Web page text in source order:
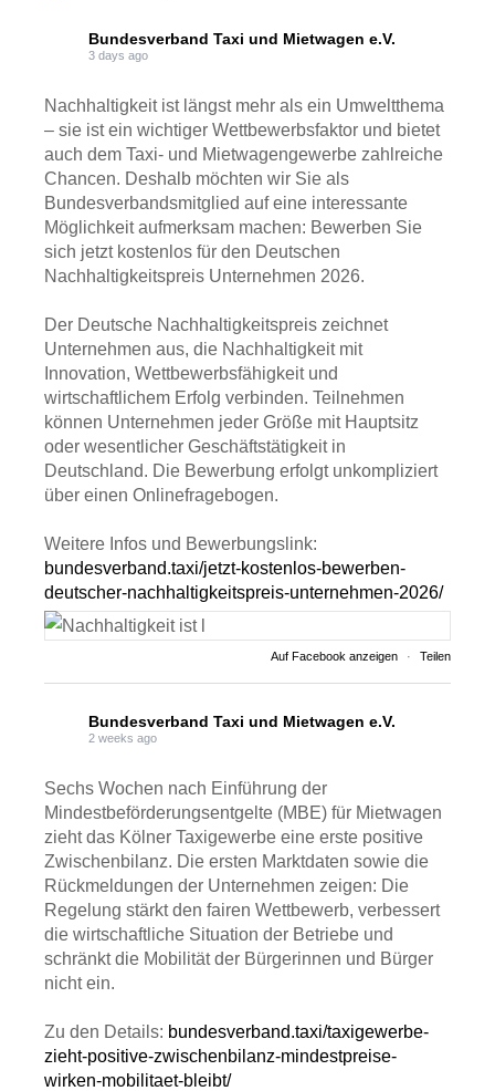
Bundesverband Taxi und Mietwagen e.V.
3 days ago
Nachhaltigkeit ist längst mehr als ein Umweltthema
– sie ist ein wichtiger Wettbewerbsfaktor und bietet
auch dem Taxi- und Mietwagengewerbe zahlreiche
Chancen. Deshalb möchten wir Sie als
Bundesverbandsmitglied auf eine interessante
Möglichkeit aufmerksam machen: Bewerben Sie
sich jetzt kostenlos für den Deutschen
Nachhaltigkeitspreis Unternehmen 2026.
Der Deutsche Nachhaltigkeitspreis zeichnet
Unternehmen aus, die Nachhaltigkeit mit
Innovation, Wettbewerbsfähigkeit und
wirtschaftlichem Erfolg verbinden. Teilnehmen
können Unternehmen jeder Größe mit Hauptsitz
oder wesentlicher Geschäftstätigkeit in
Deutschland. Die Bewerbung erfolgt unkompliziert
über einen Onlinefragebogen.
Weitere Infos und Bewerbungslink:
bundesverband.taxi/jetzt-kostenlos-bewerben-
deutscher-nachhaltigkeitspreis-unternehmen-2026/
Auf Facebook anzeigen · Teilen
Bundesverband Taxi und Mietwagen e.V.
2 weeks ago
Sechs Wochen nach Einführung der
Mindestbeförderungsentgelte (MBE) für Mietwagen
zieht das Kölner Taxigewerbe eine erste positive
Zwischenbilanz. Die ersten Marktdaten sowie die
Rückmeldungen der Unternehmen zeigen: Die
Regelung stärkt den fairen Wettbewerb, verbessert
die wirtschaftliche Situation der Betriebe und
schränkt die Mobilität der Bürgerinnen und Bürger
nicht ein.
Zu den Details: bundesverband.taxi/taxigewerbe-
zieht-positive-zwischenbilanz-mindestpreise-
wirken-mobilitaet-bleibt/